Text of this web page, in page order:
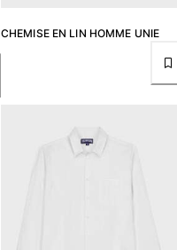
CHEMISE EN LIN HOMME UNIE